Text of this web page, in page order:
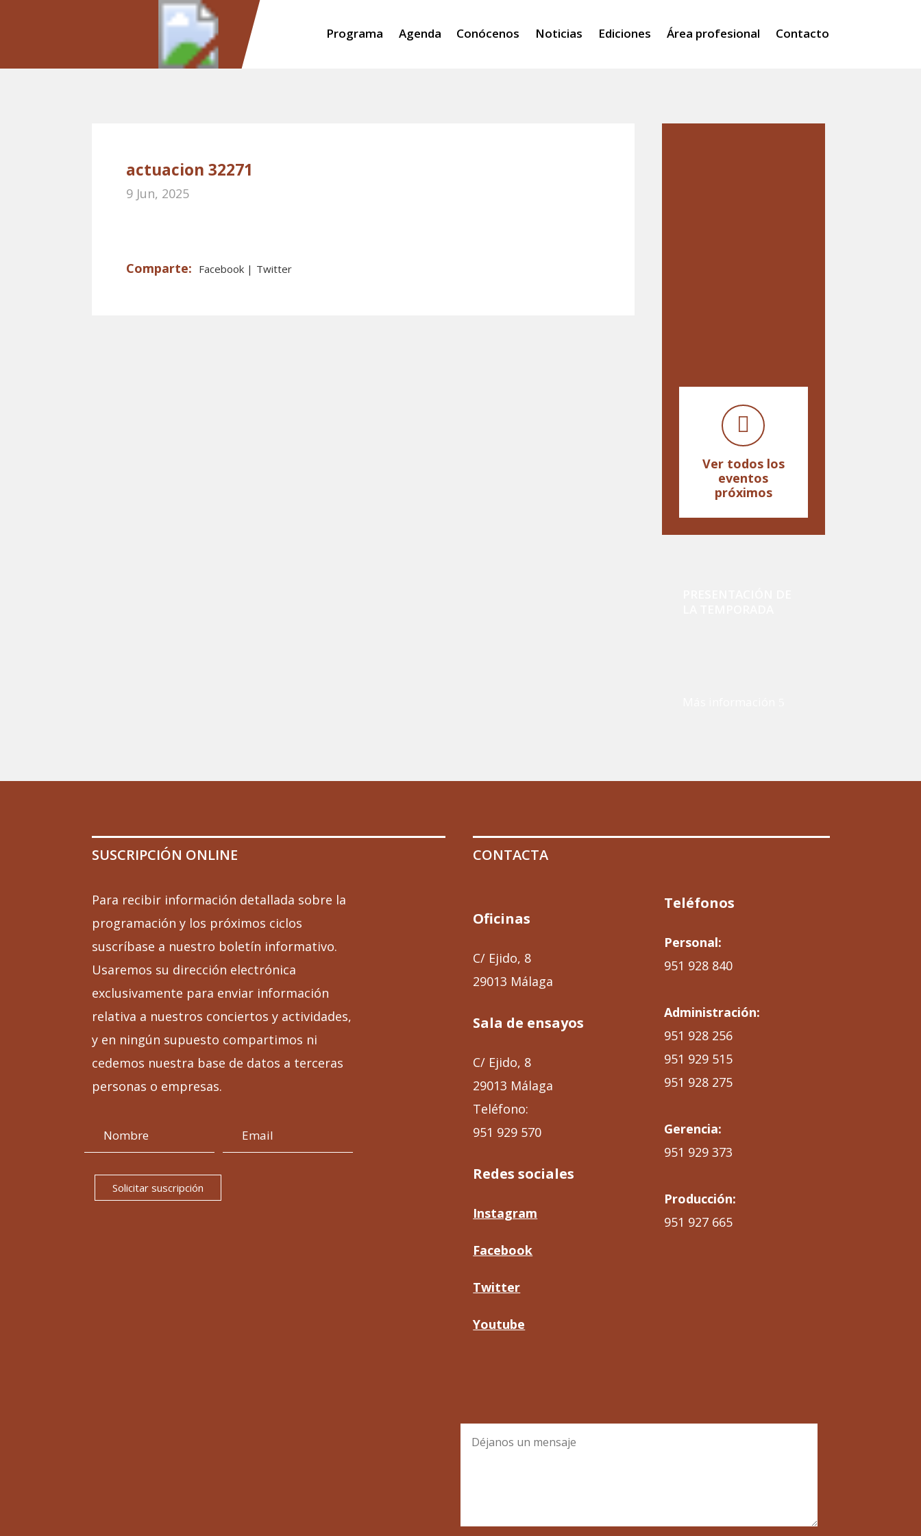
Programa Agenda Conócenos Noticias Ediciones Área profesional Contacto
actuacion 32271
9 Jun, 2025
Facebook Twitter
Ver todos los
eventos
próximos
SUSCRIPCIÓN ONLINE
Para recibir información detallada sobre la
programación y los próximos ciclos
suscríbase a nuestro boletín informativo.
Usaremos su dirección electrónica
exclusivamente para enviar información
relativa a nuestros conciertos y actividades,
y en ningún supuesto compartimos ni
cedemos nuestra base de datos a terceras
personas o empresas.
Solicitar suscripción
CONTACTA
Oficinas
C/ Ejido, 8
29013 Málaga
Sala de ensayos
C/ Ejido, 8
29013 Málaga
Teléfono:
951 929 570
Redes sociales
Instagram
Facebook
Twitter
Youtube
Teléfonos
Personal:
951 928 840
Administración:
951 928 256
951 929 515
951 928 275
Gerencia:
951 929 373
Producción:
951 927 665